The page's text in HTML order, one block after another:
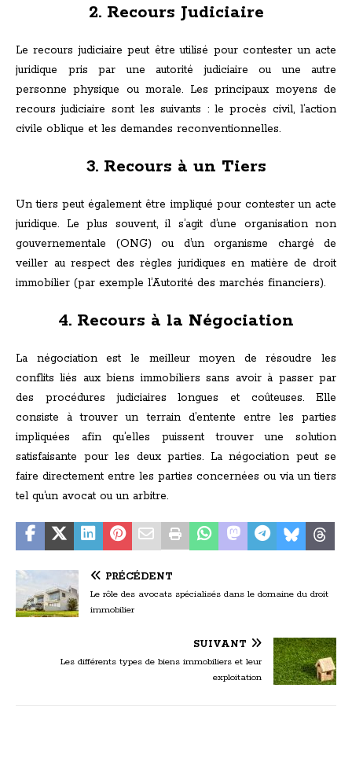
2. Recours Judiciaire
Le recours judiciaire peut être utilisé pour contester un acte
juridique pris par une autorité judiciaire ou une autre
personne physique ou morale. Les principaux moyens de
recours judiciaire sont les suivants : le procès civil, l’action
civile oblique et les demandes reconventionnelles.
3. Recours à un Tiers
Un tiers peut également être impliqué pour contester un acte
juridique. Le plus souvent, il s’agit d’une organisation non
gouvernementale (ONG) ou d’un organisme chargé de
veiller au respect des règles juridiques en matière de droit
immobilier (par exemple l’Autorité des marchés financiers).
4. Recours à la Négociation
La négociation est le meilleur moyen de résoudre les
conflits liés aux biens immobiliers sans avoir à passer par
des procédures judiciaires longues et coûteuses. Elle
consiste à trouver un terrain d’entente entre les parties
impliquées afin qu’elles puissent trouver une solution
satisfaisante pour les deux parties. La négociation peut se
faire directement entre les parties concernées ou via un tiers
tel qu’un avocat ou un arbitre.
PRÉCÉDENT
Le rôle des avocats spécialisés dans le domaine du droit
immobilier
SUIVANT
Les différents types de biens immobiliers et leur
exploitation